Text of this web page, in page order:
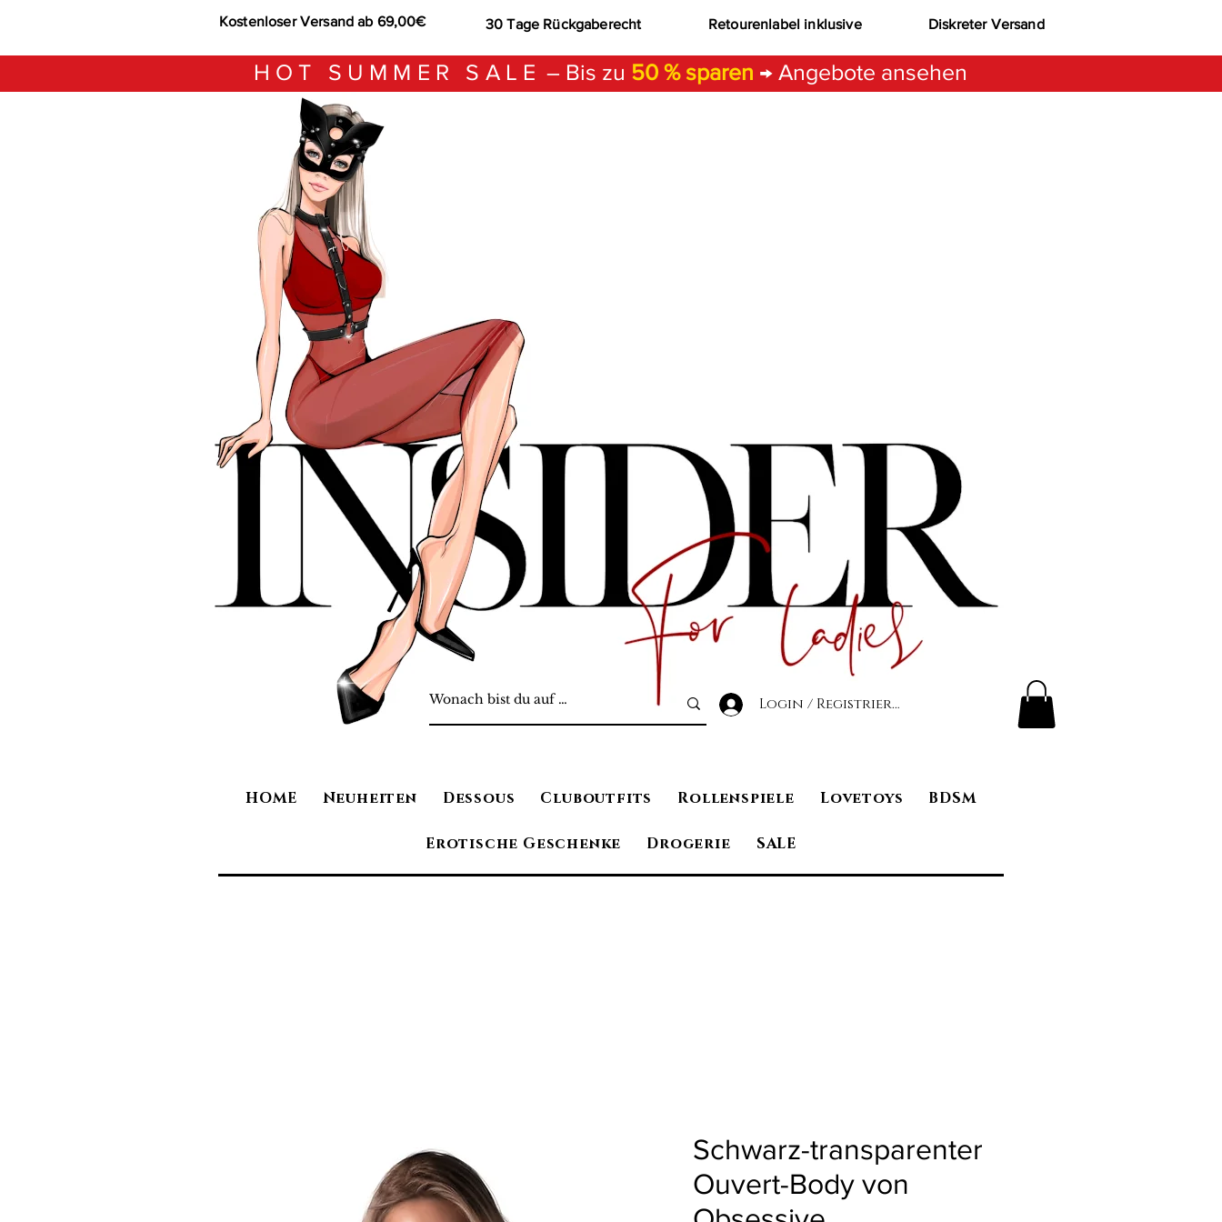
Kostenloser Versand ab 69,00€ 30 Tage Rückgaberecht Retourenlabel inklusive Diskreter Versand
HOT SUMMER SALE – Bis zu 50 % sparen → Angebote ansehen
Login / Registrierung
HOME Neuheiten Dessous Cluboutfits Rollenspiele Lovetoys BDSM
Erotische Geschenke Drogerie SALE
Schwarz-transparenter
Ouvert-Body von